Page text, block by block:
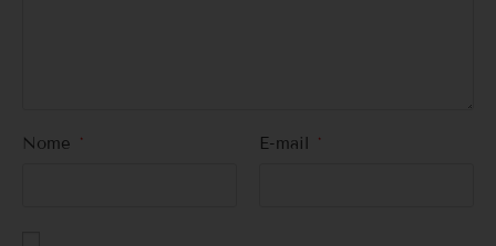
Nome * E-mail *